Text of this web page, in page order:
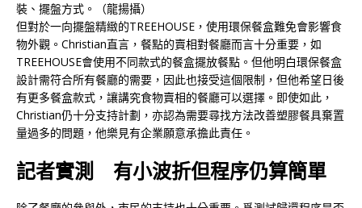
裝、擺盤方式。（龍揚攝）
但對於一向擺盤精緻的TREEHOUSE，使用環保餐盒難免會影響食
物外觀。Christian直言，餐點的賣相對餐廳而言十分重要，如
TREEHOUSE會使用不同款式的餐盒擺放餐點。但他明白環保餐盒
設計需符合所有餐廳的需要，因此也接受這個限制，但他希望日後
有更多餐盒款式，讓講究食物賣相的餐廳可以選擇。即使如此，
Christian仍十分支持計劃，亦認為需要尋找方法改善塑膠餐具棄置
量過多的問題，他樂見有企業願意承擔此責任。
記者實測 有小波折但程序仍算簡單